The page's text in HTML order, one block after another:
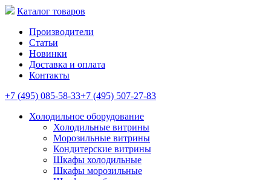
Каталог товаров
Производители
Статьи
Новинки
Доставка и оплата
Контакты
+7 (495) 085-58-33+7 (495) 507-27-83
Холодильное оборудование
Холодильные витрины
Морозильные витрины
Кондитерские витрины
Шкафы холодильные
Шкафы морозильные